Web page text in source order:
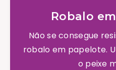
Robalo
Não se consegue
robalo em papelote.
o peixe